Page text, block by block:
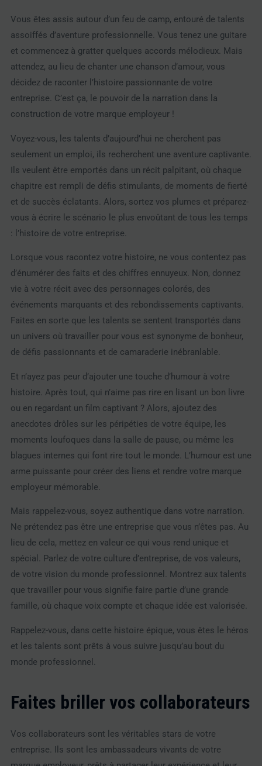
Vous êtes assis autour d’un feu de camp, entouré de talents
assoiffés d’aventure professionnelle. Vous tenez une guitare
et commencez à gratter quelques accords mélodieux. Mais
attendez, au lieu de chanter une chanson d’amour, vous
décidez de raconter l’histoire passionnante de votre
entreprise. C’est ça, le pouvoir de la narration dans la
construction de votre marque employeur !
Voyez-vous, les talents d’aujourd’hui ne cherchent pas
seulement un emploi, ils recherchent une aventure captivante.
Ils veulent être emportés dans un récit palpitant, où chaque
chapitre est rempli de défis stimulants, de moments de fierté
et de succès éclatants. Alors, sortez vos plumes et préparez-
vous à écrire le scénario le plus envoûtant de tous les temps
: l’histoire de votre entreprise.
Lorsque vous racontez votre histoire, ne vous contentez pas
d’énumérer des faits et des chiffres ennuyeux. Non, donnez
vie à votre récit avec des personnages colorés, des
événements marquants et des rebondissements captivants.
Faites en sorte que les talents se sentent transportés dans
un univers où travailler pour vous est synonyme de bonheur,
de défis passionnants et de camaraderie inébranlable.
Et n’ayez pas peur d’ajouter une touche d’humour à votre
histoire. Après tout, qui n’aime pas rire en lisant un bon livre
ou en regardant un film captivant ? Alors, ajoutez des
anecdotes drôles sur les péripéties de votre équipe, les
moments loufoques dans la salle de pause, ou même les
blagues internes qui font rire tout le monde. L’humour est une
arme puissante pour créer des liens et rendre votre marque
employeur mémorable.
Mais rappelez-vous, soyez authentique dans votre narration.
Ne prétendez pas être une entreprise que vous n’êtes pas. Au
lieu de cela, mettez en valeur ce qui vous rend unique et
spécial. Parlez de votre culture d’entreprise, de vos valeurs,
de votre vision du monde professionnel. Montrez aux talents
que travailler pour vous signifie faire partie d’une grande
famille, où chaque voix compte et chaque idée est valorisée.
Rappelez-vous, dans cette histoire épique, vous êtes le héros
et les talents sont prêts à vous suivre jusqu’au bout du
monde professionnel.
Faites briller vos collaborateurs
Vos collaborateurs sont les véritables stars de votre
entreprise. Ils sont les ambassadeurs vivants de votre